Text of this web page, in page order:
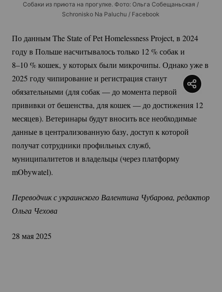
Собаки из приюта на прогулке. Фото: Ольга Собещаньская /
Schronisko Na Paluchu / Facebook
По данным The State of Pet Homelessness Project, в 2024
году в Польше насчитывалось только 12 %собак и
8–10 %кошек, у которых были микрочипы. Однако уже в
2025 году чипирование и регистрация станут
обязательными (для собак — до момента первой
прививки от бешенства, для кошек — до достижения 12
месяцев). Ветеринары будут вносить все необходимые
данные в централизованную базу, доступ к которой
получат сотрудники профильных служб,
муниципалитетов и владельцы (через платформу
mObywatel).
Переводчик с украинского Валентина Чубарова, редактор
Ольга Чехова
28 мая 2025